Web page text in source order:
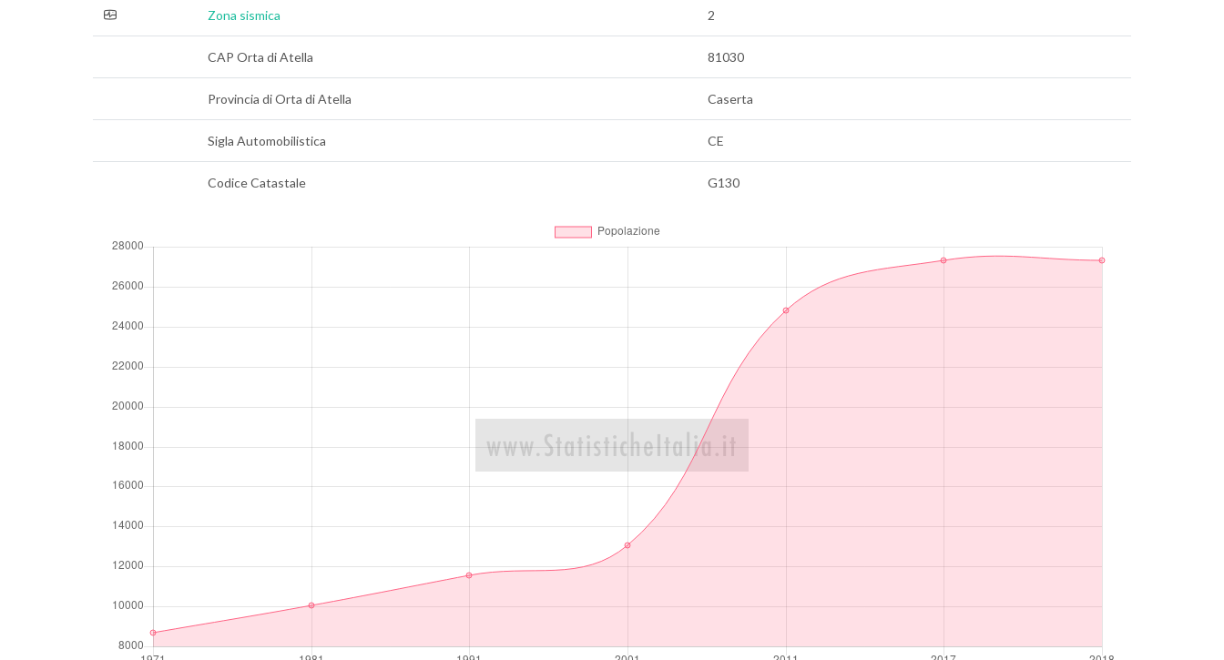
Zona sismica 2
CAP Orta di Atella 81030
Provincia di Orta di Atella Caserta
Sigla Automobilistica CE
Codice Catastale G130